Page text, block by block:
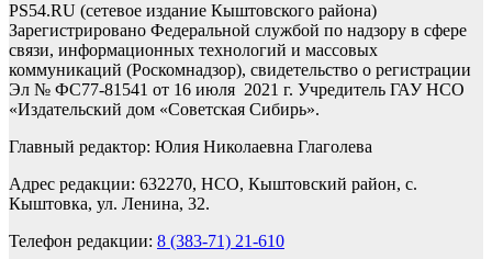
PS54.RU (сетевое издание Кыштовского района)
Зарегистрировано Федеральной службой по надзору в сфере
связи, информационных технологий и массовых
коммуникаций (Роскомнадзор), свидетельство о регистрации
Эл № ФС77-81541 от 16 июля 2021 г. Учредитель ГАУ НСО
«Издательский дом «Советская Сибирь».
Главный редактор: Юлия Николаевна Глаголева
Адрес редакции: 632270, НСО, Кыштовский район, с.
Кыштовка, ул. Ленина, 32.
Телефон редакции: 8 (383-71) 21-610